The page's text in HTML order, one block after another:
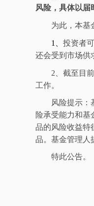
风险，具体以届
为此，本基
1 、投资者
还会受到市场供
2 、截至目
工作。
风险提示：
险承受能力和
品的风险收益特
品。基金管理人
特此公告。